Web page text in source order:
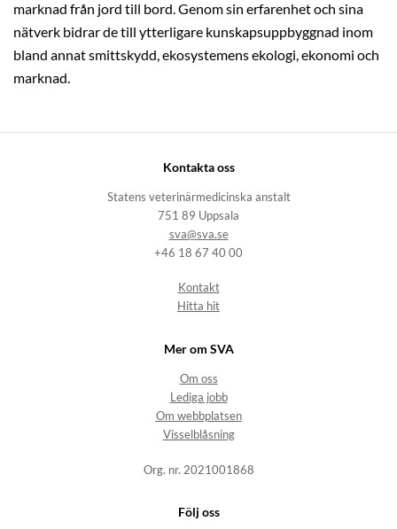
marknad från jord till bord. Genom sin erfarenhet och sina
nätverk bidrar de till ytterligare kunskapsuppbyggnad inom
bland annat smittskydd, ekosystemens ekologi, ekonomi och
marknad.
Kontakta oss
Statens veterinärmedicinska anstalt
751 89 Uppsala
sva@sva.se
+46 18 67 40 00
Kontakt
Hitta hit
Mer om SVA
Om oss
Lediga jobb
Om webbplatsen
Visselblåsning
Org. nr. 2021001868
Följ oss